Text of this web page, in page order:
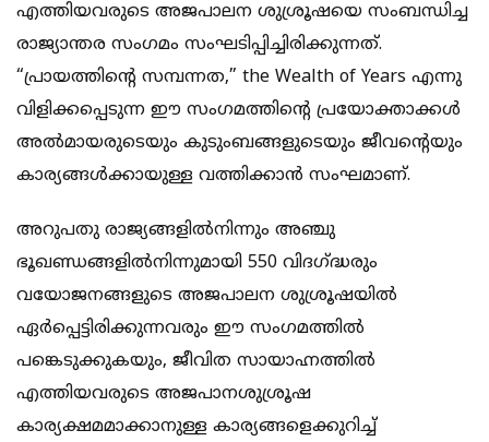
എത്തിയവരുടെ അജപാലന ശുശ്രൂഷയെ സംബന്ധിച്ച
രാജ്യാന്തര സംഗമം സംഘടിപ്പിച്ചിരിക്കുന്നത്.
“പ്രായത്തിന്‍റെ സമ്പന്നത,” the Wealth of Years എന്നു
വിളിക്കപ്പെടുന്ന ഈ സംഗമത്തിന്‍റെ പ്രയോക്താക്കള്‍
അല്‍മായരുടെയും കുടുംബങ്ങളുടെയും ജീവന്‍റെയും
കാര്യങ്ങള്‍ക്കായുള്ള വത്തിക്കാന്‍ സംഘമാണ്.
അറുപതു രാജ്യങ്ങളില്‍നിന്നും അഞ്ചു
ഭൂഖണ്ഡങ്ങളില്‍നിന്നുമായി 550 വിദഗ്ദ്ധരും
വയോജനങ്ങളുടെ അജപാലന ശുശ്രൂഷയില്‍
ഏര്‍പ്പെട്ടിരിക്കുന്നവരും ഈ സംഗമത്തില്‍
പങ്കെടുക്കുകയും, ജീവിത സായാഹ്നത്തില്‍
എത്തിയവരുടെ അജപാനശുശ്രൂഷ
കാര്യക്ഷമമാക്കാനുള്ള കാര്യങ്ങളെക്കുറിച്ച്